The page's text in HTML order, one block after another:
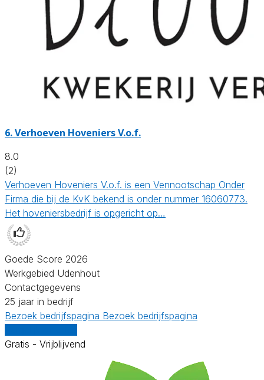
6.Verhoeven Hoveniers V.o.f.
8.0
(2)
Verhoeven Hoveniers V.o.f. is een Vennootschap Onder
Firma die bij de KvK bekend is onder nummer 16060773.
Het hoveniersbedrijf is opgericht op…
Goede Score 2026
Werkgebied Udenhout
Contactgegevens
25 jaar in bedrijf
Bezoek bedrijfspagina Bezoek bedrijfspagina
Gratis - Vrijblijvend